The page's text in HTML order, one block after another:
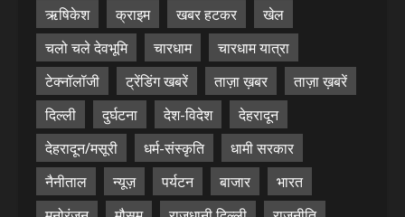
ऋषिकेश
क्राइम खबर हटकर
खेल
चलो चले देवभूमि
चारधाम
चारधाम यात्रा
टेक्नॉलॉजी
ट्रेंडिंग खबरें ताज़ा ख़बर
ताज़ा ख़बरें
दिल्ली
दुर्घटना देश-विदेश
देहरादून
देहरादून/मसूरी
धर्म-संस्कृति
धामी सरकार
नैनीताल
न्यूज़ पर्यटन बाजार
भारत